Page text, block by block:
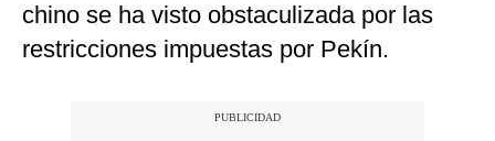
chino se ha visto obstaculizada por las
restricciones impuestas por Pekín.